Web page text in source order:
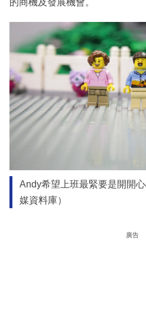
的商機及發展機會。
Andy希望上班最緊要是開開
媒資料庫）
廣告